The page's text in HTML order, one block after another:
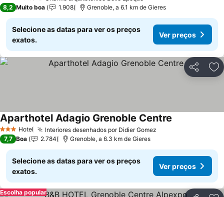
8,2 Muito boa 1.908 Grenoble, a 6.1 km de Gieres
Selecione as datas para ver os preços
exatos.
Ver preços
Partilhar
3 EstrelasHotel Interiores desenhados por Didier Gomez
Aparthotel Adagio Grenoble Centre
7,7 Boa 2.784 Grenoble, a 6.3 km de Gieres
Selecione as datas para ver os preços
exatos.
Ver preços
Escolha popular